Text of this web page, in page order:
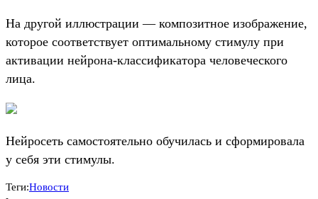
На другой иллюстрации — композитное изображение,
которое соответствует оптимальному стимулу при
активации нейрона-классификатора человеческого
лица.
Нейросеть самостоятельно обучилась и сформировала
у себя эти стимулы.
Теги:Новости